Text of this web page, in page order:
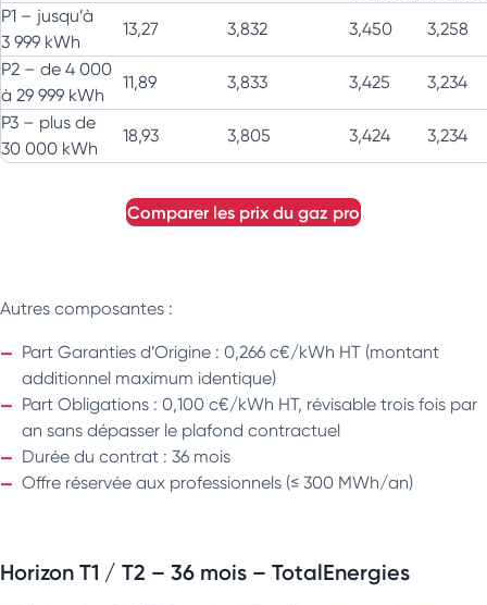
P1 – jusqu’à
3 999 kWh
13,27 3,832 3,450
3,258
P2 – de 4 000
à 29 999 kWh
11,89 3,833 3,425
3,234
P3 – plus de
30 000 kWh
18,93 3,805 3,424 3,234
comparer les prix du gaz pro
Autres composantes :
Part Garanties d’Origine : 0,266 c€/kWh HT (montant
additionnel maximum identique)
Part Obligations : 0,100 c€/kWh HT, révisable trois fois par
an sans dépasser le plafond contractuel
Durée du contrat : 36 mois
Offre réservée aux professionnels (≤ 300 MWh/an)
Horizon T1 / T2 – 36 mois – TotalEnergies